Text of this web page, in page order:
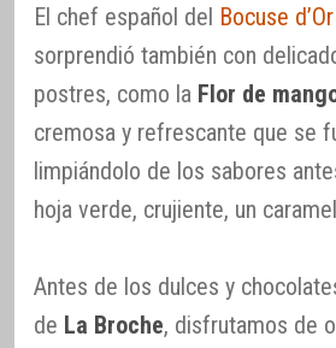
El chef español del Bocuse
sorprendió también con
postres, como la Flor de
cremosa y refrescante que se
limpiándolo de los sabores
hoja verde, crujiente, un
Antes de los dulces y
de La Broche, disfrutamos de